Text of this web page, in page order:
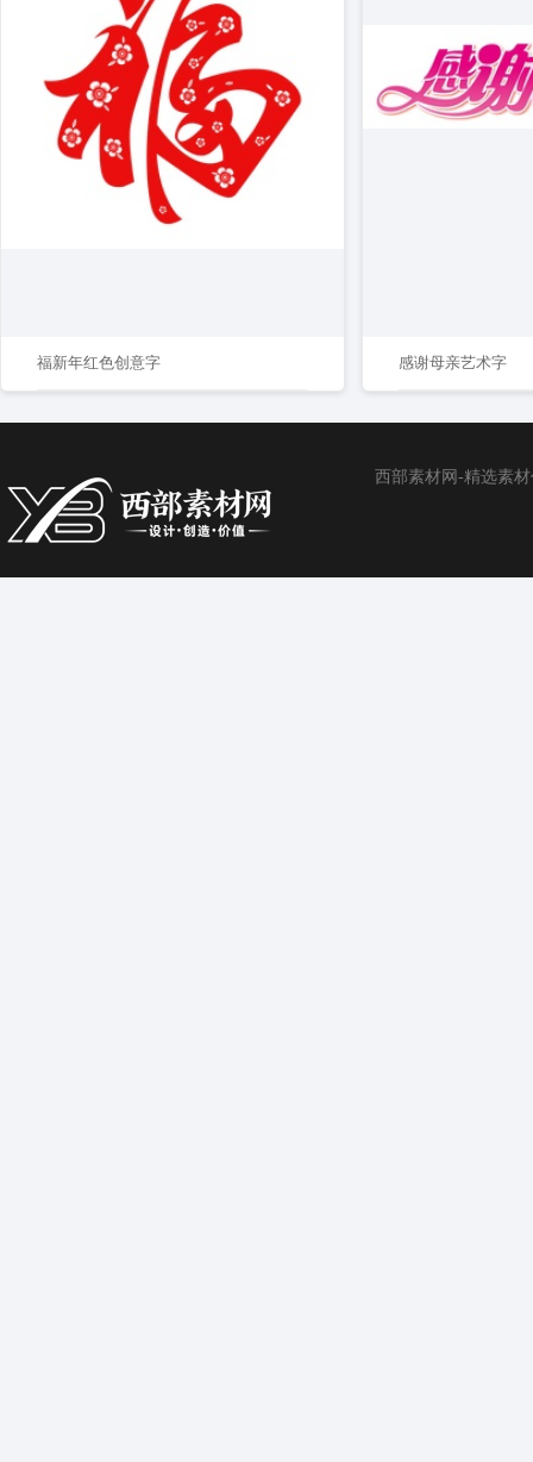
福新年红色创意字 感谢母亲艺术字
西部素材网-精选素